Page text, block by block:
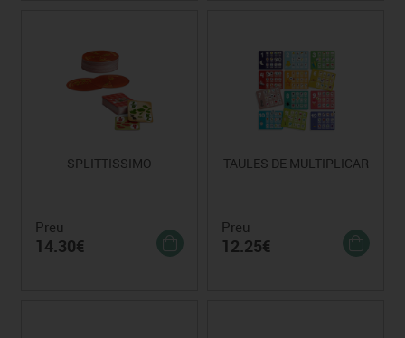
SPLITTISSIMO
Preu
14.30€
TAULES DE MULTIPLICAR
Preu
12.25€